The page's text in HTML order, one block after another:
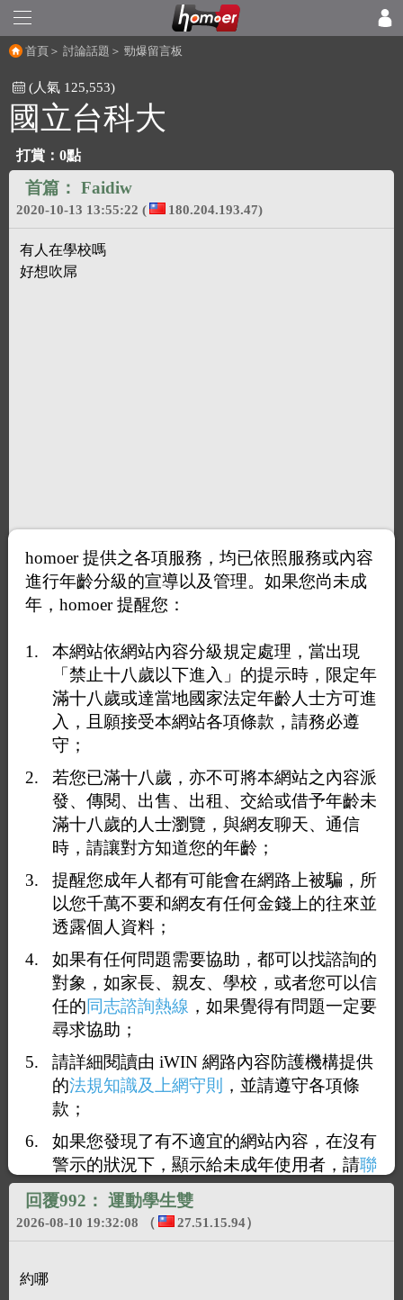
首頁 ＞ 討論話題 ＞ 勁爆留言板
(人氣 125,553)
國立台科大
打賞： 0點
首篇： Faidiw
2020-10-13 13:55:22 ( 180.204.193.47)
有人在學校嗎
好想吹屌
<< 1 ... 96 97 98 99 100
回覆991：運動學生.
2026-08-10 19:28:27
這邊有一段限制閱讀文字.
回覆992： 運動學生雙
2026-08-10 19:32:08 （ 27.51.15.94）
約哪
homoer 提供之各項服務，均已依照服務或內容
進行年齡分級的宣導以及管理。如果您尚未成
年，homoer 提醒您：
本網站依網站內容分級規定處理，當出現
「禁止十八歲以下進入」的提示時，限定年
滿十八歲或達當地國家法定年齡人士方可進
入，且願接受本網站各項條款，請務必遵
守；
若您已滿十八歲，亦不可將本網站之內容派
發、傳閱、出售、出租、交給或借予年齡未
滿十八歲的人士瀏覽，與網友聊天、通信
時，請讓對方知道您的年齡；
提醒您成年人都有可能會在網路上被騙，所
以您千萬不要和網友有任何金錢上的往來並
透露個人資料；
如果有任何問題需要協助，都可以找諮詢的
對象，如家長、親友、學校，或者您可以信
任的同志諮詢熱線 ，如果覺得有問題一定要
尋求協助；
請詳細閱讀由 iWIN 網路內容防護機構提供
的法規知識及上網守則
，並請遵守各項條
款；
如果您發現了有不適宜的網站內容，在沒有
警示的狀況下，顯示給未成年使用者，請聯
絡我們，謝謝您的合作。